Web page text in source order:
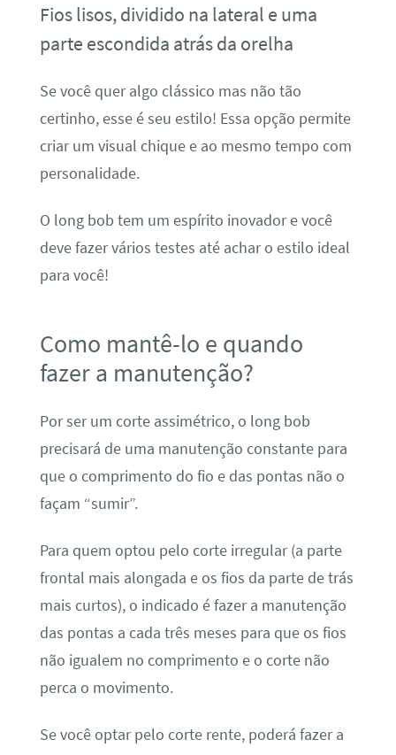
Fios lisos, dividido na lateral e uma
parte escondida atrás da orelha
Se você quer algo clássico mas não tão
certinho, esse é seu estilo! Essa opção permite
criar um visual chique e ao mesmo tempo com
personalidade.
O long bob tem um espírito inovador e você
deve fazer vários testes até achar o estilo ideal
para você!
Como mantê-lo e quando
fazer a manutenção?
Por ser um corte assimétrico, o long bob
precisará de uma manutenção constante para
que o comprimento do fio e das pontas não o
façam “sumir”.
Para quem optou pelo corte irregular (a parte
frontal mais alongada e os fios da parte de trás
mais curtos), o indicado é fazer a manutenção
das pontas a cada três meses para que os fios
não igualem no comprimento e o corte não
perca o movimento.
Se você optar pelo corte rente, poderá fazer a